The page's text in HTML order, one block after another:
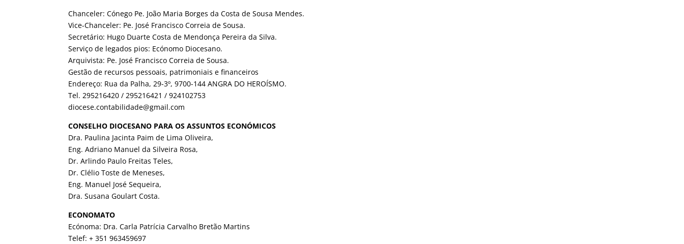
Chanceler: Cónego Pe. João Maria Borges da Costa de Sousa Mendes.
Vice-Chanceler: Pe. José Francisco Correia de Sousa.
Secretário: Hugo Duarte Costa de Mendonça Pereira da Silva.
Serviço de legados pios: Ecónomo Diocesano.
Arquivista: Pe. José Francisco Correia de Sousa.
Gestão de recursos pessoais, patrimoniais e financeiros
Endereço: Rua da Palha, 29-3º, 9700-144 ANGRA DO HEROÍSMO.
Tel. 295216420 / 295216421 / 924102753
diocese.contabilidade@gmail.com
CONSELHO DIOCESANO PARA OS ASSUNTOS ECONÓMICOS
Dra. Paulina Jacinta Paim de Lima Oliveira,
Eng. Adriano Manuel da Silveira Rosa,
Dr. Arlindo Paulo Freitas Teles,
Dr. Clélio Toste de Meneses,
Eng. Manuel José Sequeira,
Dra. Susana Goulart Costa.
ECONOMATO
Ecónoma: Dra. Carla Patrícia Carvalho Bretão Martins
Telef: + 351 963459697